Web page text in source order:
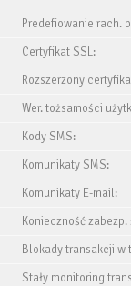
Predefiowanie rach.
Certyfikat SSL:
Rozszerzony
Wer. tożsamości
Kody SMS:
Komunikaty SMS:
Komunikaty E-mail:
Konieczność zabezp.
Blokady transakcji w
Stały monitoring